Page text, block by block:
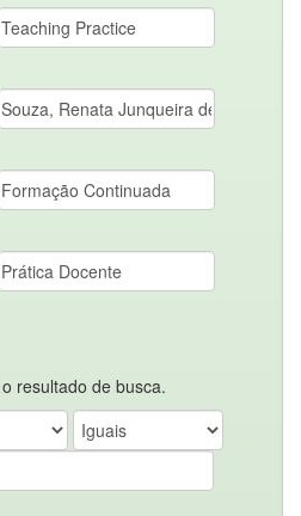
resultado de busca.